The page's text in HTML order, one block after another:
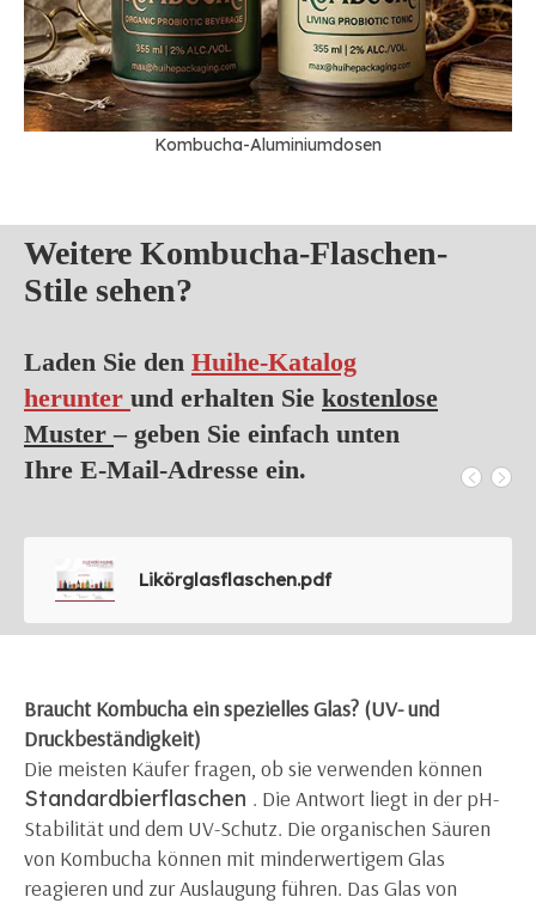
Kombucha-Aluminiumdosen
Weitere Kombucha-Flaschen-
Stile sehen?
Laden Sie den Huihe-Katalog
herunter und erhalten Sie kostenlose
Muster– geben Sie einfach unten
Ihre E-Mail-Adresse ein.
Likörglasflaschen.pdf
Braucht Kombucha ein spezielles Glas? (UV- und
Druckbeständigkeit)
Die meisten Käufer fragen, ob sie verwenden können
Standardbierflaschen . Die Antwort liegt in der pH-
Stabilität und dem UV-Schutz. Die organischen Säuren
von Kombucha können mit minderwertigem Glas
reagieren und zur Auslaugung führen. Das Glas von